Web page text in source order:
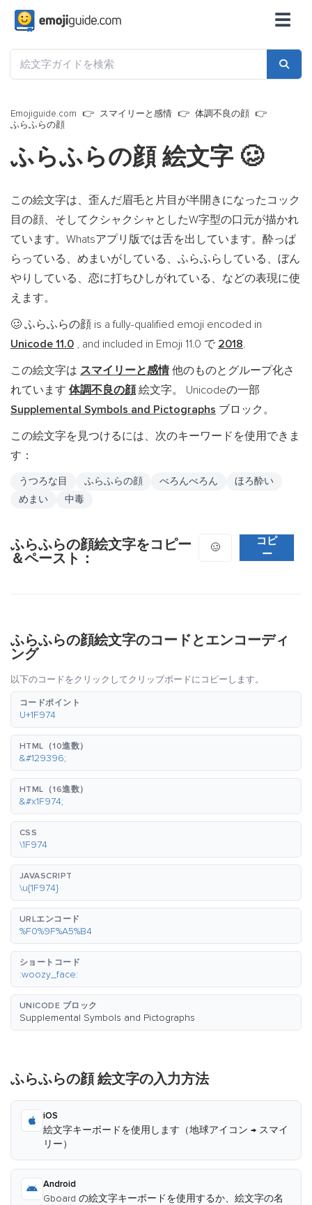
☰
Emojiguide.com スマイリーと感情
体調不良の顔
ふらふらの顔
ふらふらの顔 絵文字 🥴
この絵文字は、歪んだ眉毛と片目が半開きになったコック
目の顔、そしてクシャクシャとしたW字型の口元が描かれ
ています。Whatsアプリ版では舌を出しています。酔っぱ
らっている、めまいがしている、ふらふらしている、ぼん
やりしている、恋に打ちひしがれている、などの表現に使
えます。
🥴 ふらふらの顔 is a fully-qualified emoji encoded in
Unicode 11.0 , and included in Emoji 11.0 で 2018.
この絵文字は スマイリーと感情他のものとグループ化さ
れています 体調不良の顔絵文字。 Unicodeの一部
Supplemental Symbols and Pictographs ブロック。
この絵文字を見つけるには、次のキーワードを使用できま
す：
うつろな目 ふらふらの顔 べろんべろん
ほろ酔い
めまい
中毒
ふらふらの顔絵文字をコピー
＆ペースト：
🥴
コピ
ー
ふらふらの顔絵文字のコードとエンコーディ
ング
以下のコードをクリックしてクリップボードにコピーします。
コードポイント
U+1F974
HTML（10進数）
&#129396;
HTML（16進数）
&#x1F974;
CSS
\1F974
JAVASCRIPT
\u{1F974}
URLエンコード
%F0%9F%A5%B4
ショートコード
:woozy_face:
UNICODE ブロック
Supplemental Symbols and Pictographs
ふらふらの顔 絵文字の入力方法
iOS
絵文字キーボードを使用します（地球アイコン → スマイ
リー）
Android
Gboard の絵文字キーボードを使用するか、絵文字の名